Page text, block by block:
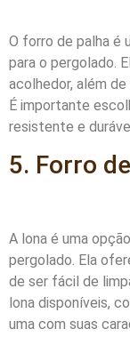
O forro de palha é
para o pergolado.
acolhedor, além
É importante
resistente e
5. Forro
A lona é uma
pergolado. Ela
de ser fácil de
lona disponíveis,
uma com suas